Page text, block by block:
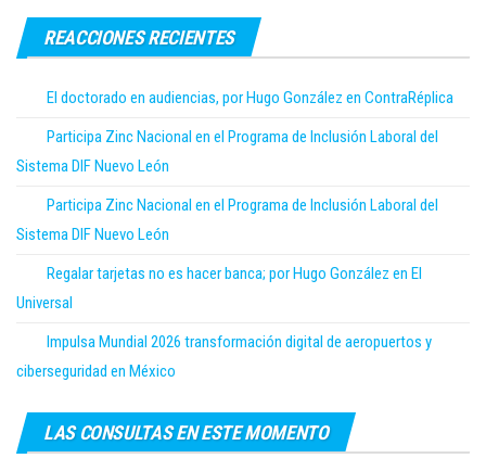
REACCIONES RECIENTES
El doctorado en audiencias, por Hugo González en ContraRéplica
Participa Zinc Nacional en el Programa de Inclusión Laboral del
Sistema DIF Nuevo León
Participa Zinc Nacional en el Programa de Inclusión Laboral del
Sistema DIF Nuevo León
Regalar tarjetas no es hacer banca; por Hugo González en El
Universal
Impulsa Mundial 2026 transformación digital de aeropuertos y
ciberseguridad en México
LAS CONSULTAS EN ESTE MOMENTO